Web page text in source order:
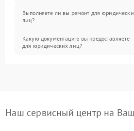
Выполняете ли вы ремонт для
лиц?
Какую документацию вы предоставляете
для юридических лиц?
Наш сервисный центр на